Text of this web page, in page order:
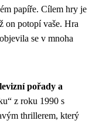
papíře. Cílem hry je
on potopí vaše. Hra
se v mnoha
pořady a
z roku 1990 s
thrillerem, který